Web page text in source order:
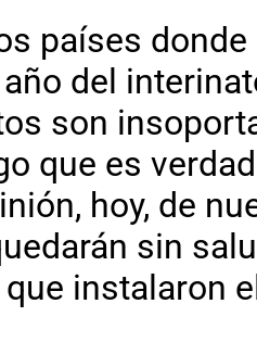
países
del
son
que es
hoy, de
sin
instalaron